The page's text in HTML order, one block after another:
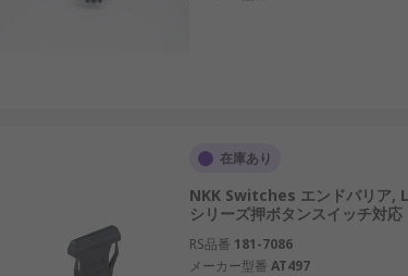
在庫あり
NKK Switches エンドバリア,
シリーズ押ボタンスイッチ対応
RS品番 181-7086
メーカー型番 AT497